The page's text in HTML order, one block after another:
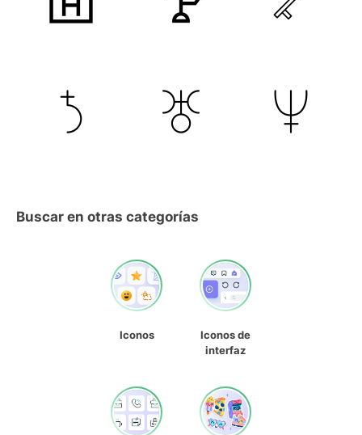
Buscar en otras categorías
Iconos
Iconos de
interfaz